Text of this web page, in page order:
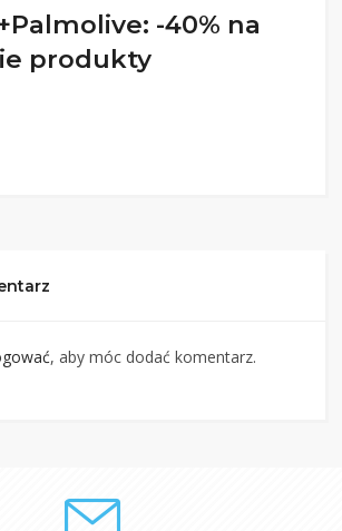
-40% na
produkty
, aby móc dodać komentarz.